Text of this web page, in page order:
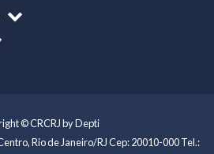
© CRCRJ by Depti
Rio de Janeiro/RJ Cep: 20010-000 Tel.: